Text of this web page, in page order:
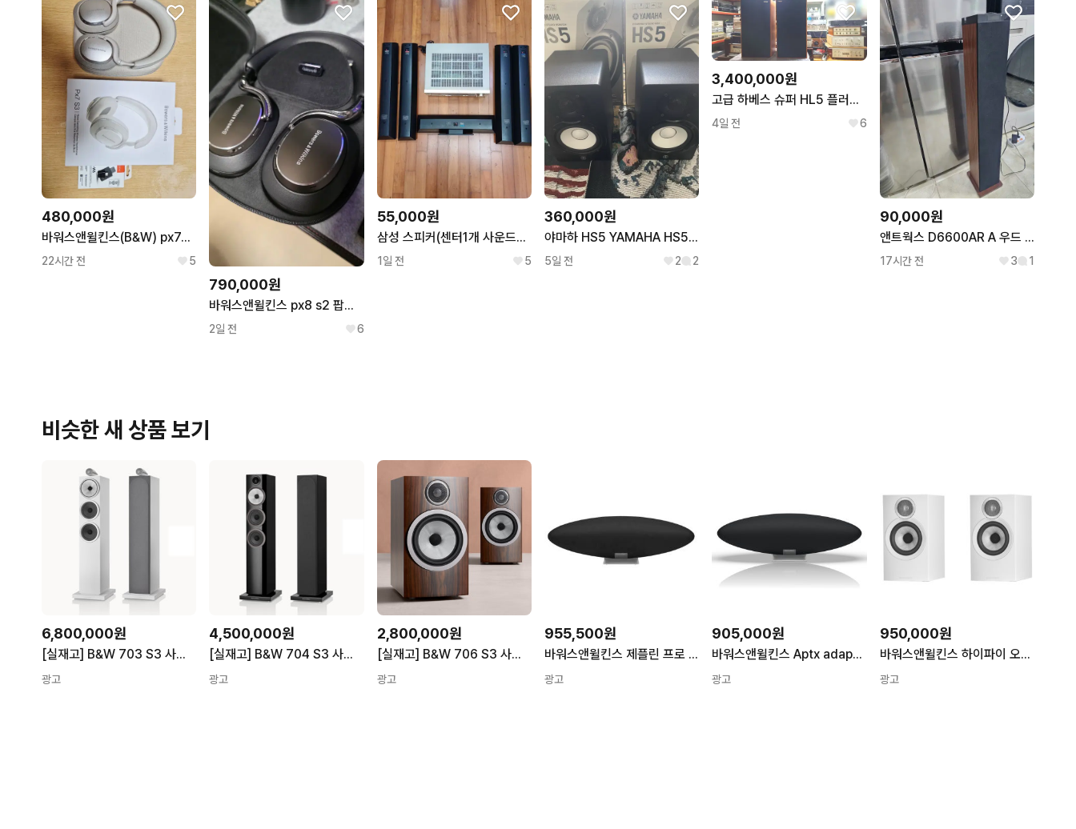
480,000원
바워스앤윌킨스(B&W) px7s3 헤드폰 + bt-w6 동글 풀셋팔아요
22시간 전 5
790,000원
바워스앤윌킨스 px8 s2 팝니다 (새제품급)
2일 전 6
55,000원
삼성 스피커(센터1개 사운드바4개) ps-ftxq120h 저렴하게 드립니
1일 전 5
360,000원
야마하 HS5 YAMAHA HS5 스피커
5일 전 2 2
3,400,000원
고급 하베스 슈퍼 HL5 플러스 스피커
4일 전 6
90,000원
앤트웍스 D6600AR A 우드 타워 블루투스 스피커
17시간 전 3 1
비슷한 새 상품 보기
6,800,000원
[실재고] B&W 703 S3 사운드유나이티드정품 익일배송 공인대리점
광고
4,500,000원
[실재고] B&W 704 S3 사운드유나이티드정품 익일배송 공인대리점
광고
2,800,000원
[실재고] B&W 706 S3 사운드유나이티드정품 익일배송 공인대리점
광고
955,500원
바워스앤윌킨스 제플린 프로 6세대 블루투스 무선 스피커 스페이스 그레이
광고
905,000원
바워스앤윌킨스 Aptx adaptive 지원 제플린 프로 무선 블루투스 스마트 스피커 에어플레이2 스페이스 그레이 FP45241
광고
950,000원
바워스앤윌킨스 하이파이 오디오 북쉘프 스피커 White 607 S3 607 S3
광고